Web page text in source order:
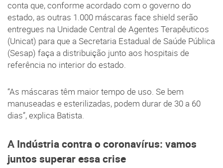
conta que, conforme acordado com o governo do
estado, as outras 1.000 máscaras face shield serão
entregues na Unidade Central de Agentes Terapêuticos
(Unicat) para que a Secretaria Estadual de Saúde Pública
(Sesap) faça a distribuição junto aos hospitais de
referência no interior do estado.
“As máscaras têm maior tempo de uso. Se bem
manuseadas e esterilizadas, podem durar de 30 a 60
dias”, explica Batista.
A Indústria contra o coronavírus: vamos
juntos superar essa crise